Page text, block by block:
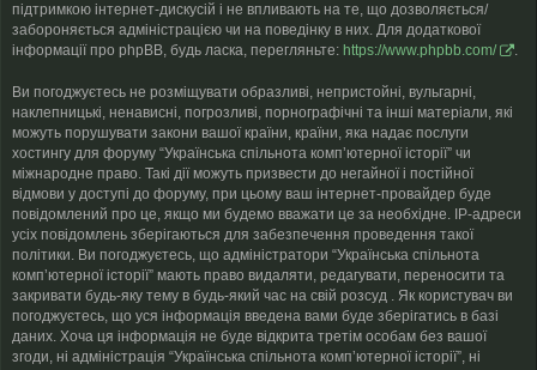
підтримкою інтернет-дискусій і не впливають на те, що дозволяється/
забороняється адміністрацією чи на поведінку в них. Для додаткової
інформації про phpBB, будь ласка, перегляньте: https://www.phpbb.com/ .
Ви погоджуєтесь не розміщувати образливі, непристойні, вульгарні,
наклепницькі, ненависні, погрозливі, порнографічні та інші матеріали, які
можуть порушувати закони вашої країни, країни, яка надає послуги
хостингу для форуму “Українська спільнота компʼютерної історії” чи
міжнародне право. Такі дії можуть призвести до негайної і постійної
відмови у доступі до форуму, при цьому ваш інтернет-провайдер буде
повідомлений про це, якщо ми будемо вважати це за необхідне. IP-адреси
усіх повідомлень зберігаються для забезпечення проведення такої
політики. Ви погоджуєтесь, що адміністратори “Українська спільнота
компʼютерної історії” мають право видаляти, редагувати, переносити та
закривати будь-яку тему в будь-який час на свій розсуд . Як користувач ви
погоджуєтесь, що уся інформація введена вами буде зберігатись в базі
даних. Хоча ця інформація не буде відкрита третім особам без вашої
згоди, ні адміністрація “Українська спільнота компʼютерної історії”, ні